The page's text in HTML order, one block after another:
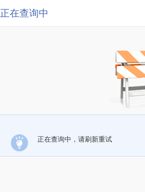
正在查询中
正在查询中，请刷新重试